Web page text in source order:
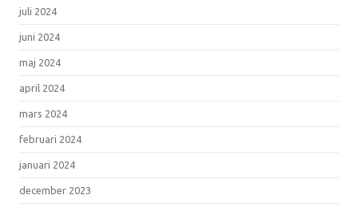
juli 2024
juni 2024
maj 2024
april 2024
mars 2024
februari 2024
januari 2024
december 2023